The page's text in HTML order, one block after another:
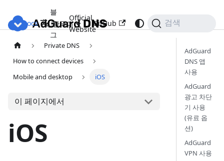
Docs
블
로
그
Official
Website
한국어 GitHub 검색
Private DNS
How to connect devices
Mobile and desktop
iOS
이 페이지에서
iOS
AdGuard
DNS 앱
사용
AdGuard
광고 차단
기 사용
(유료 옵
션)
AdGuard
VPN 사용